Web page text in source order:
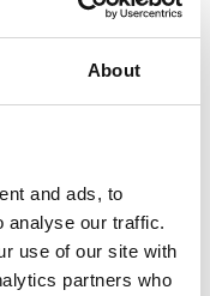
About
and ads, to
analyse our traffic.
use of our site with
partners who